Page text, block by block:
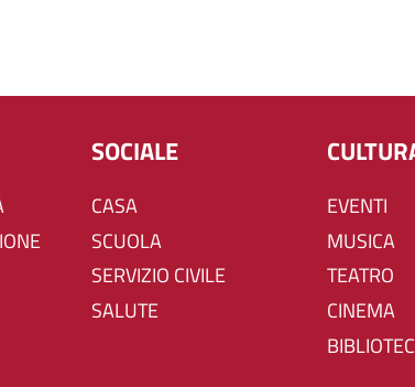
SOCIALE
CASA
SCUOLA
SERVIZIO CIVILE
SALUTE
EVENTI
MUSICA
TEATRO
CINEMA